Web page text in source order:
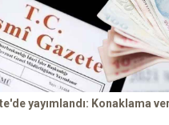
yayımlandı: Konaklama